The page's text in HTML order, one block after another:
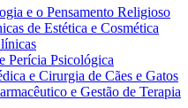
e o Pensamento Religioso
de Estética e Cosmética
Perícia Psicológica
e Cirurgia de Cães e Gatos
e Gestão de Terapia